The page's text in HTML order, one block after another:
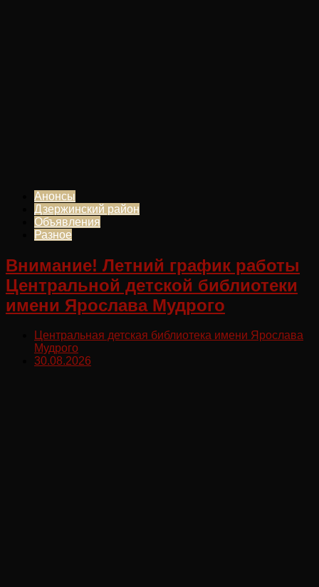
Анонсы
Дзержинский район
Объявления
Разное
Внимание! Летний график работы
Центральной детской библиотеки
имени Ярослава Мудрого
Центральная детская библиотека имени Ярослава
Мудрого
30.08.2026